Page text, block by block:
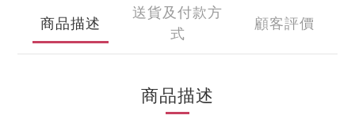
商品描述
送貨及付款方
式
顧客評價
商品描述